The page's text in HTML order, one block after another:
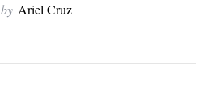
by Ariel Cruz